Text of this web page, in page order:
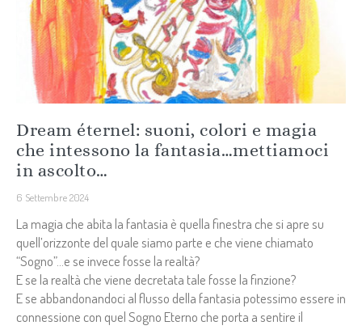
Dream éternel: suoni, colori e magia
che intessono la fantasia…mettiamoci
in ascolto…
6 Settembre 2024
La magia che abita la fantasia è quella finestra che si apre su
quell’orizzonte del quale siamo parte e che viene chiamato
“Sogno”…e se invece fosse la realtà?
E se la realtà che viene decretata tale fosse la finzione?
E se abbandonandoci al flusso della fantasia potessimo essere in
connessione con quel Sogno Eterno che porta a sentire il